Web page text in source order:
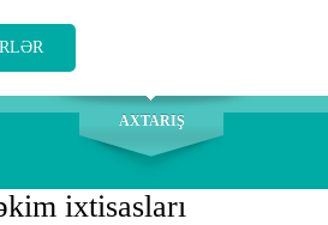
AXTARIŞ
ixtisasları